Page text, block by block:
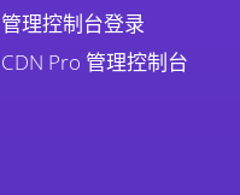
管理控制台登录
CDN Pro 管理控制台